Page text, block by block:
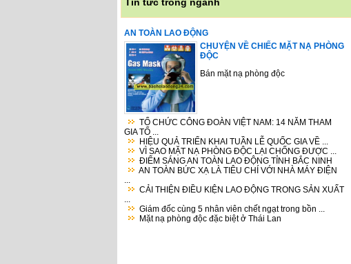
AN TOÀN LAO ĐỘNG
CHUYỆN VỀ CHIẾC MẶT NẠ PHÒNG
ĐỘC
Bán mặt nạ phòng độc
TỔ CHỨC CÔNG ĐOÀN VIỆT NAM: 14 NĂM THAM
GIA TỔ ...
HIỆU QUẢ TRIỂN KHAI TUẦN LỄ QUỐC GIA VỀ ...
VÌ SAO MẶT NẠ PHÒNG ĐỘC LẠI CHỐNG ĐƯỢC ...
ĐIỂM SÁNG AN TOÀN LAO ĐỘNG TỈNH BẮC NINH
AN TOÀN BỨC XẠ LÀ TIÊU CHÍ VỚI NHÀ MÁY ĐIỆN
CẢI THIỆN ĐIỀU KIỆN LAO ĐỘNG TRONG SẢN XUẤT
Giám đốc cùng 5 nhân viên chết ngạt trong bồn ...
Mặt nạ phòng độc đặc biệt ở Thái Lan